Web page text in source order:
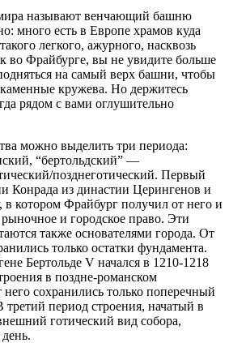
называют венчающий башню
много есть в Европе храмов куда
легкого, ажурного, насквозь
во Фрайбурге, вы не увидите больше
на самый верх башни, чтобы
каменные кружева. Но держитесь
рядом с вами оглушительно
можно выделить три периода:
“бертольдский” —
позднеготический. Первый
Конрада из династии Церингенов и
в котором Фрайбург получил от него и
и городское право. Эти
также основателями города. От
только остатки фундамента.
Бертольде V начался в 1210-1218
в поздне-романском
сохранились только поперечный
период строения, начатый в
готический вид собора,